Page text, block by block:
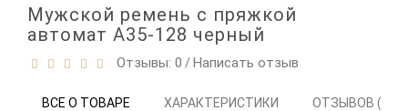
Доставка и оплата
Условия
сотрудничества
Политика
Мужской ремень с пряжкой
автомат A35-128 черный
Отзывы: 0 /Написать отзыв
ВСЕ О ТОВАРЕ ХАРАКТЕРИСТИКИ ОТЗЫВОВ (0)